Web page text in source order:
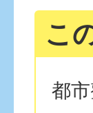
こ
都